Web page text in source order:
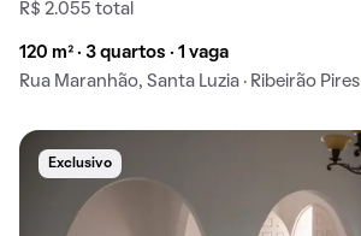
R$ 2.055 total
120 m² · 3 quartos · 1 vaga
Rua Maranhão, Santa Luzia · Ribeirão Pires
Exclusivo